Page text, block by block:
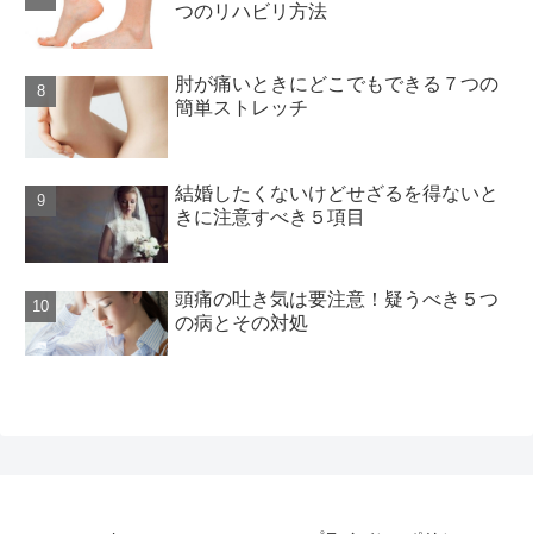
つのリハビリ方法
肘が痛いときにどこでもできる７つの
簡単ストレッチ
結婚したくないけどせざるを得ないと
きに注意すべき５項目
頭痛の吐き気は要注意！疑うべき５つ
の病とその対処